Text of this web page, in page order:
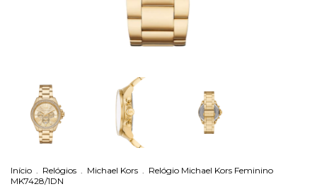
Início . Relógios . Michael Kors . Relógio Michael Kors Feminino
MK7428/1DN